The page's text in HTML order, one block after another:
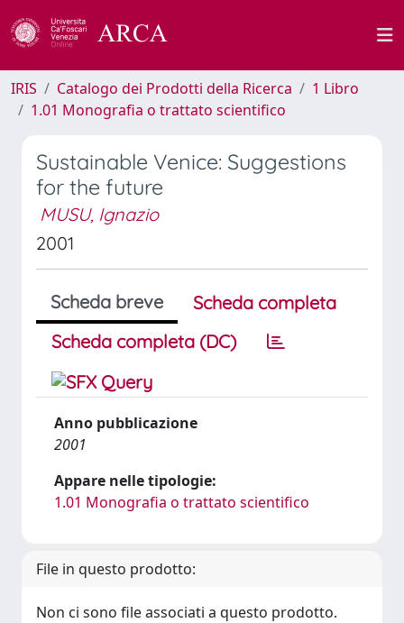
IRIS Catalogo dei Prodotti della Ricerca
1 Libro
1.01 Monografia o trattato scientifico
Sustainable Venice: Suggestions
for the future
MUSU, Ignazio
2001
Scheda breve
Scheda completa
Scheda completa (DC)
Anno pubblicazione
2001
Appare nelle tipologie:
1.01 Monografia o trattato scientifico
File in questo prodotto:
Non ci sono file associati a questo prodotto.